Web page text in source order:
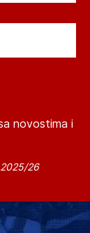
novostima i
26